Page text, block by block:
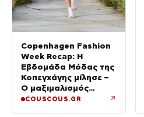
Copenhagen Fashion
Week Recap: Η
Εβδομάδα Μόδας της
Κοπεγχάγης μίλησε –
Ο μαξιμαλισμός
επιστρέφει
COUSCOUS.GR ↗